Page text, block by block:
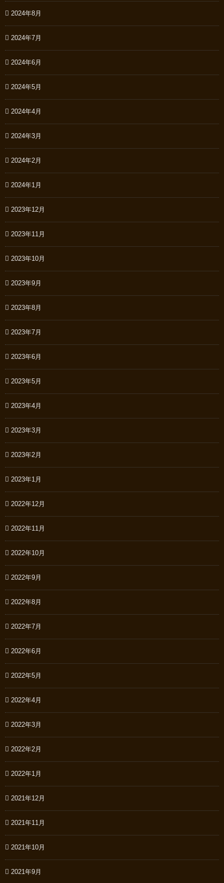
2024年8月
2024年7月
2024年6月
2024年5月
2024年4月
2024年3月
2024年2月
2024年1月
2023年12月
2023年11月
2023年10月
2023年9月
2023年8月
2023年7月
2023年6月
2023年5月
2023年4月
2023年3月
2023年2月
2023年1月
2022年12月
2022年11月
2022年10月
2022年9月
2022年8月
2022年7月
2022年6月
2022年5月
2022年4月
2022年3月
2022年2月
2022年1月
2021年12月
2021年11月
2021年10月
2021年9月